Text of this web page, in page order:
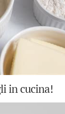
in cucina!